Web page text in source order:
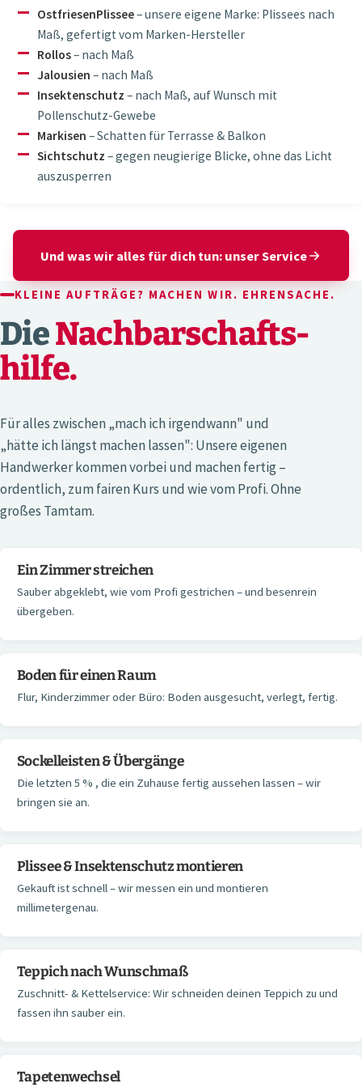
OstfriesenPlissee– unsere eigene Marke: Plissees nach
Maß, gefertigt vom Marken-Hersteller
Rollos– nach Maß
Jalousien – nach Maß
Insektenschutz – nach Maß, auf Wunsch mit
Pollenschutz-Gewebe
Markisen – Schatten für Terrasse & Balkon
Sichtschutz – gegen neugierige Blicke, ohne das Licht
auszusperren
Und was wir alles für dich tun: unser Service
KLEINE AUFTRÄGE? MACHEN WIR. EHRENSACHE.
DieNachbarschafts­
hilfe.
Für alles zwischen „mach ich irgendwann" und
„hätte ich längst machen lassen": Unsere eigenen
Handwerker kommen vorbei und machen fertig –
ordentlich, zum fairen Kurs und wie vom Profi. Ohne
großes Tamtam.
Ein Zimmer streichen
Sauber abgeklebt, wie vom Profi gestrichen – und besenrein
übergeben.
Boden für einen Raum
Flur, Kinderzimmer oder Büro: Boden ausgesucht, verlegt, fertig.
Sockelleisten & Übergänge
Die letzten 5 % , die ein Zuhause fertig aussehen lassen – wir
bringen sie an.
Plissee & Insektenschutz montieren
Gekauft ist schnell – wir messen ein und montieren
millimetergenau.
Teppich nach Wunschmaß
Zuschnitt- & Kettelservice: Wir schneiden deinen Teppich zu und
fassen ihn sauber ein.
Tapetenwechsel